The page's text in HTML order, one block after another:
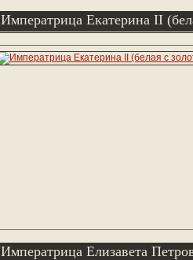
Императрица Екатерина II
Императрица Елизавета